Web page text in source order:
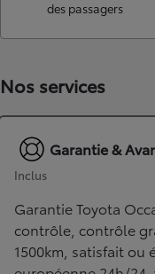
des passagers
Nos services
Garantie &
Inclus
Garantie Toyota
contrôle, contrôle
1500km, satisfait ou